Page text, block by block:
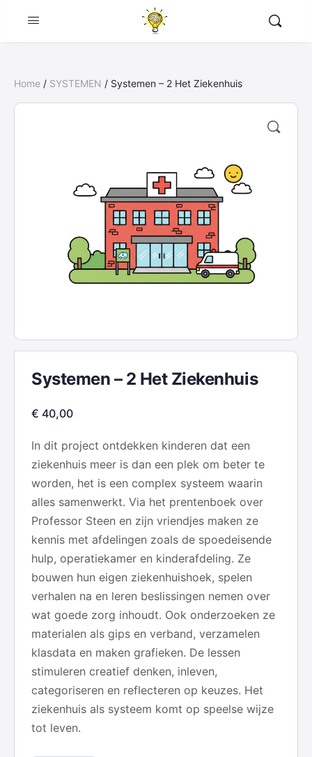
Home / SYSTEMEN / Systemen – 2 Het Ziekenhuis
Systemen – 2 Het Ziekenhuis
€ 40,00
In dit project ontdekken kinderen dat een
ziekenhuis meer is dan een plek om beter te
worden, het is een complex systeem waarin
alles samenwerkt. Via het prentenboek over
Professor Steen en zijn vriendjes maken ze
kennis met afdelingen zoals de spoedeisende
hulp, operatiekamer en kinderafdeling. Ze
bouwen hun eigen ziekenhuishoek, spelen
verhalen na en leren beslissingen nemen over
wat goede zorg inhoudt. Ook onderzoeken ze
materialen als gips en verband, verzamelen
klasdata en maken grafieken. De lessen
stimuleren creatief denken, inleven,
categoriseren en reflecteren op keuzes. Het
ziekenhuis als systeem komt op speelse wijze
tot leven.